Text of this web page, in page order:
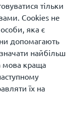
тільки
Cookies не
яка є
допомагають
найбільш
мова краща
їх на